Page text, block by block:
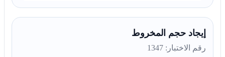
إيجاد حجم المخروط
رقم الاختبار: 1347